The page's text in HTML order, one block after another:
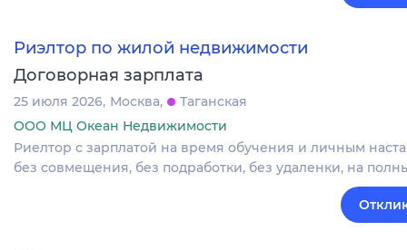
Риэлтор по жилой недвижимости
Договорная зарплата
25 июля 2026 Москва
Таганская
ООО МЦ Океан Недвижимости
Риелтор с зарплатой на время обучения и личным
без совмещения, без подработки, без удаленки, на